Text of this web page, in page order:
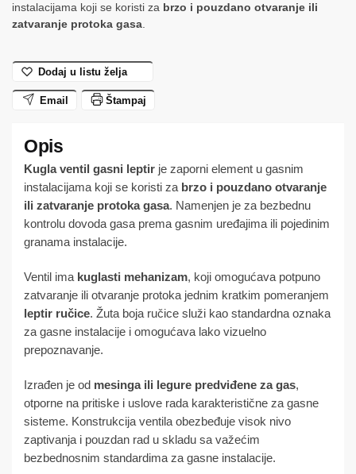
instalacijama koji se koristi za brzo i pouzdano otvaranje ili
zatvaranje protoka gasa
Dodaj u listu želja
Email Štampaj
Kugla ventil gasni leptir je zaporni element u gasnim
instalacijama koji se koristi za brzo i pouzdano otvaranje
ili zatvaranje protoka gasa. Namenjen je za bezbednu
kontrolu dovoda gasa prema gasnim uređajima ili pojedinim
granama instalacije.
Ventil ima kuglasti mehanizam, koji omogućava potpuno
zatvaranje ili otvaranje protoka jednim kratkim pomeranjem
leptir ručice. Žuta boja ručice služi kao standardna oznaka
za gasne instalacije i omogućava lako vizuelno
prepoznavanje.
Izrađen je od mesinga ili legure predviđene za gas,
otporne na pritiske i uslove rada karakteristične za gasne
sisteme. Konstrukcija ventila obezbeđuje visok nivo
zaptivanja i pouzdan rad u skladu sa važećim
bezbednosnim standardima za gasne instalacije.